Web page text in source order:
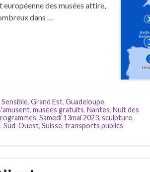
des musées attire,
dans …
, Grand Est, Guadeloupe,
, musées gratuits, Nantes, Nuit des
, Samedi 13mai 2023, sculpture,
, Sud-Ouest, Suisse, transports publics